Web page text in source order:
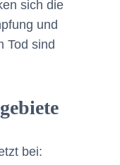
sich die
und
Tod sind
bei: